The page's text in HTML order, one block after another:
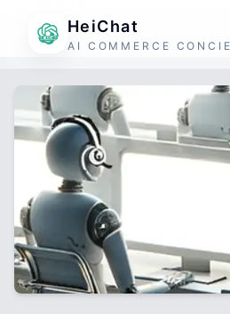
HeiChat
AI COMMERCE